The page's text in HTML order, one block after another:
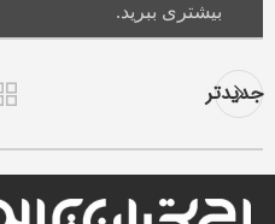
بیشتری ببرید.
جدیدتر